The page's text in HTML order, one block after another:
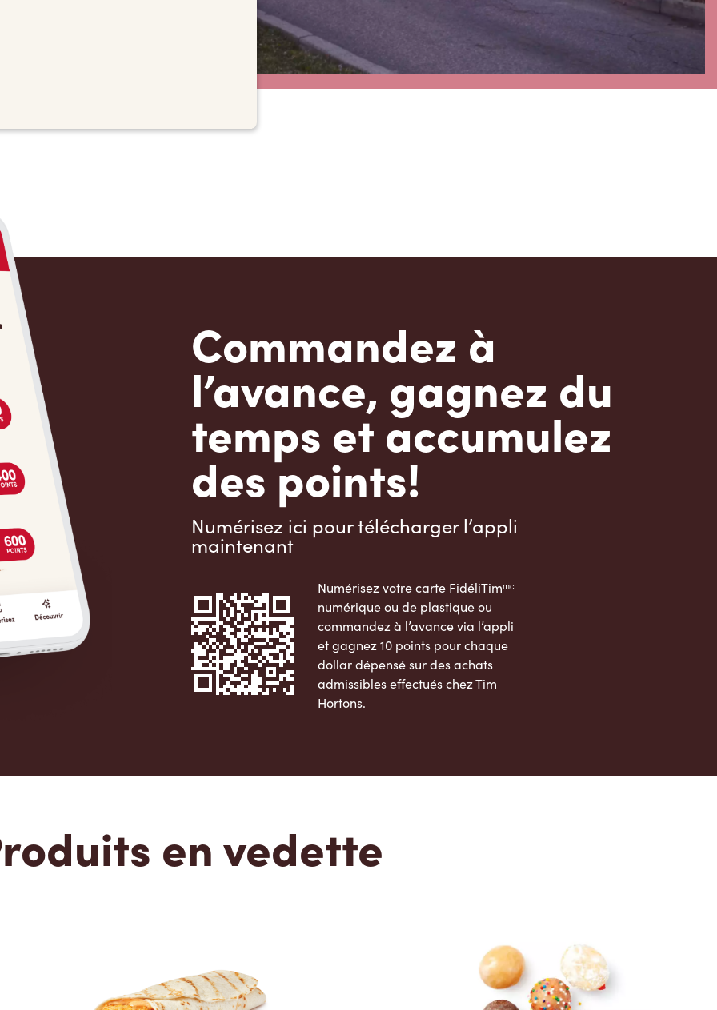
Commandez à
l’avance, gagnez du
temps et accumulez
des points!
Numérisez ici pour télécharger l’appli
maintenant
Numérisez votre carte FidéliTimᵐᶜ
numérique ou de plastique ou
commandez à l’avance via l’appli
et gagnez 10 points pour chaque
dollar dépensé sur des achats
admissibles effectués chez Tim
Hortons.
en vedette